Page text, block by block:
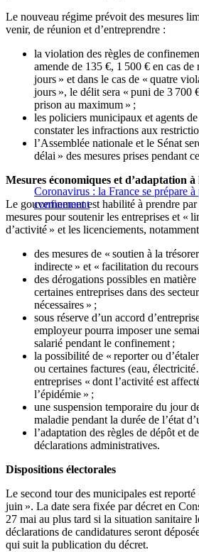
Le nouveau régime prévoit des mesures
venir, de réunion et d’entreprendre :
la violation des règles de
amende de 135 €, 1 500 € en cas de
jours » et dans le cas de « quatre
jours », le délit sera « puni de 3 700
prison au maximum » ;
les policiers municipaux et agents
constater les infractions aux
l’Assemblée nationale et le Sénat
délai » des mesures prises pendant
Coronavirus : la France se prépare
confinement
Mesures économiques et d’adaptation à
Le gouvernement est habilité à prendre
mesures pour soutenir les entreprises et «
d’activité » et les licenciements,
des mesures de « soutien à la
indirecte » et « facilitation du
des dérogations possibles en
certaines entreprises dans des
nécessaires » ;
sous réserve d’un accord
employeur pourra imposer une
salarié pendant le confinement ;
la possibilité de « reporter ou
ou certaines factures (eau,
entreprises « dont l’activité est
l’épidémie » ;
une suspension temporaire du jour
maladie pendant la durée de l’état
l’adaptation des règles de dépôt et
déclarations administratives.
Dispositions électorales
Le second tour des municipales est
juin ». La date sera fixée par décret en
27 mai au plus tard si la situation sanitaire
déclarations de candidatures seront
qui suit la publication du décret.